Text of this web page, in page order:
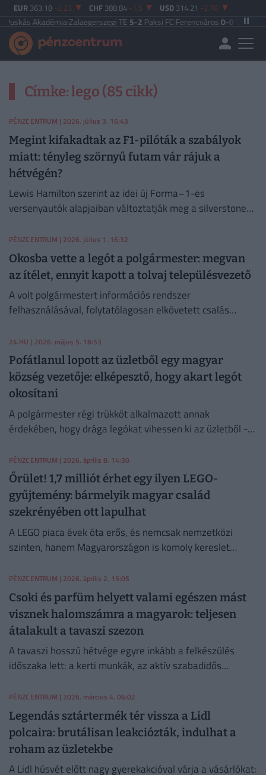
EUR 363.18 -2.23 CHF 388.84 -1.5 USD 314.21 -2.76
Akadémia|Zalaegerszegi TE5-2Paksi FC| Ferencváros0-0Vasas FC
Címke: lego (85 cikk)
PÉNZCENTRUM | 2026. július 3. 16:43
Megint kifakadtak az F1-pilóták a szabályok
miatt: tényleg szörnyű futam vár rájuk a
hétvégén?
Lewis Hamilton szerint az idei új Forma–1-es
versenyautók alapjaiban változtatják meg a silverstone-i
PÉNZCENTRUM | 2026. július 1. 16:32
Okosba vette a legót a polgármester: megvan
az ítélet, ennyit kapott a tolvaj településvezető
A volt polgármestert információs rendszer
felhasználásával, folytatólagosan elkövetett csalás
24.HU | 2026. május 5. 18:53
Pofátlanul lopott az üzletből egy magyar
község vezetője: elképesztő, hogy akart legót
okosítani
A polgármester régi trükköt alkalmazott annak
érdekében, hogy drága legókat vihessen ki az üzletből -
PÉNZCENTRUM | 2026. április 8. 14:30
Őrület! 1,7 milliót érhet egy ilyen LEGO-
gyűjtemény: bármelyik magyar család
szekrényében ott lapulhat
A LEGO piaca évek óta erős, és nemcsak nemzetközi
szinten, hanem Magyarországon is komoly kereslet
PÉNZCENTRUM | 2026. április 2. 15:05
Csoki és parfüm helyett valami egészen mást
visznek halomszámra a magyarok: teljesen
átalakult a tavaszi szezon
A tavaszi hosszú hétvége egyre inkább a felkészülés
időszaka lett: a kerti munkák, az aktív szabadidős
beruházások kerülnek előtérbe.
PÉNZCENTRUM | 2026. március 4. 06:02
Legendás sztártermék tér vissza a Lidl
polcaira: brutálisan leakciózták, indulhat a
roham az üzletekbe
A Lidl húsvét előtt nagy gyerekakcióval várja a vásárlókat: